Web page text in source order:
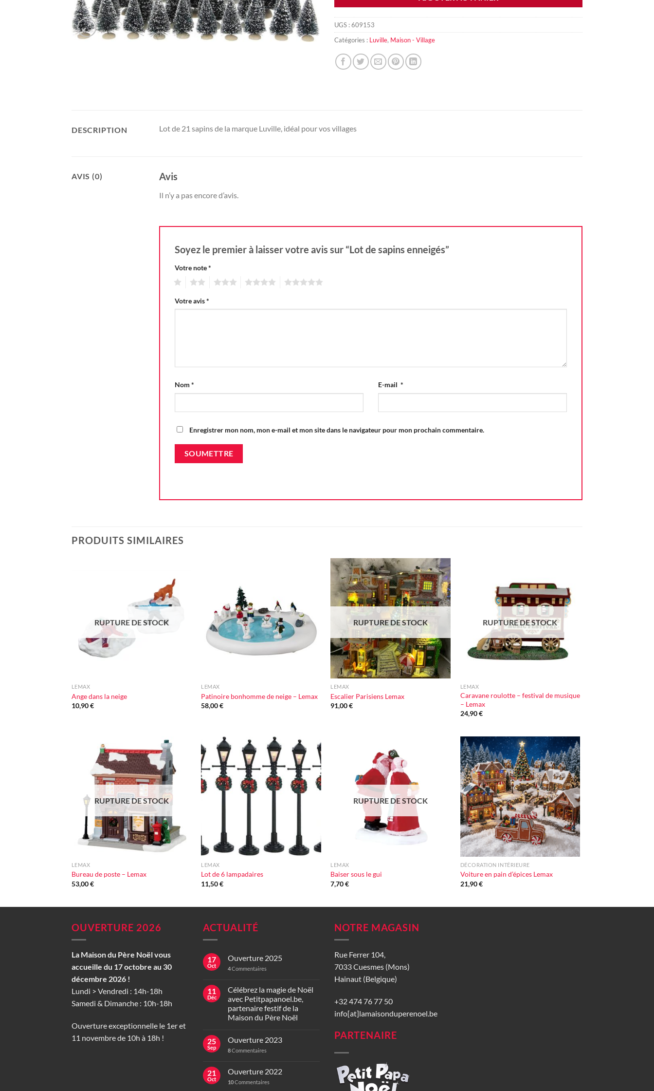
UGS :609153
Catégories : Luville, Maison - Village
DESCRIPTION Lot de 21 sapins de la marque Luville, idéal pour vos villages
AVIS (0) Avis
Il n’y a pas encore d’avis.
Soyez le premier à laisser votre avis sur “Lot de sapins enneigés”
Votre note*
Votre avis*
Nom * E-mail *
Enregistrer mon nom, mon e-mail et mon site dans le navigateur pour mon prochain commentaire.
PRODUITS SIMILAIRES
Ajouter
à la liste
d'envie
RUPTURE DE STOCK
LEMAX
Ange dans la neige
10,90€
LEMAX
Patinoire bonhomme de neige – Lemax
58,00€
Ajouter
à la liste
d'envie
+
RUPTURE DE STOCK
LEMAX
Escalier Parisiens Lemax
91,00€
Ajouter
à la liste
d'envie
RUPTURE DE STOCK
LEMAX
Caravane roulotte – festival de musique
– Lemax
24,90€
Ajouter
à la liste
d'envie
RUPTURE DE STOCK
LEMAX
Bureau de poste – Lemax
53,00€
Ajouter
à la liste
d'envie
+
LEMAX
Lot de 6 lampadaires
11,50€
RUPTURE DE STOCK
LEMAX
Baiser sous le gui
7,70€
Ajouter
à la liste
d'envie
DÉCORATION INTÉRIEURE
Voiture en pain d’épices Lemax
21,90€
OUVERTURE 2026
La Maison du Père Noël vous
accueille du 17 octobre au 30
décembre 2026 !
Lundi > Vendredi : 14h-18h
Samedi & Dimanche : 10h-18h
Ouverture exceptionnelle le 1er et
11 novembre de 10h à 18h !
ACTUALITÉ
17
Oct
Ouverture 2025
4Commentaires
11
Déc
Célébrez la magie de Noël
avec Petitpapanoel.be,
partenaire festif de la
Maison du Père Noël
25
Sep
Ouverture 2023
8Commentaires
21
Oct
Ouverture 2022
10Commentaires
NOTRE MAGASIN
Rue Ferrer 104,
7033 Cuesmes (Mons)
Hainaut (Belgique)
+32 474 76 77 50
info[at]lamaisonduperenoel.be
PARTENAIRE